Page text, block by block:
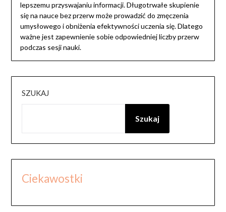
lepszemu przyswajaniu informacji. Długotrwałe skupienie
się na nauce bez przerw może prowadzić do zmęczenia
umysłowego i obniżenia efektywności uczenia się. Dlatego
ważne jest zapewnienie sobie odpowiedniej liczby przerw
podczas sesji nauki.
SZUKAJ
Szukaj
Ciekawostki